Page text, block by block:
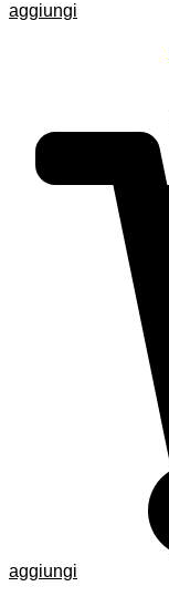
aggiungi
aggiungi